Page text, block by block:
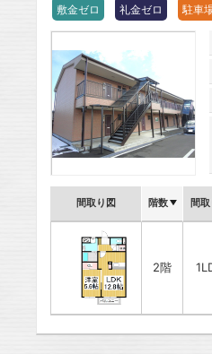
敷金ゼロ 礼金ゼロ 駐車
間取り図 階数 間取
2階